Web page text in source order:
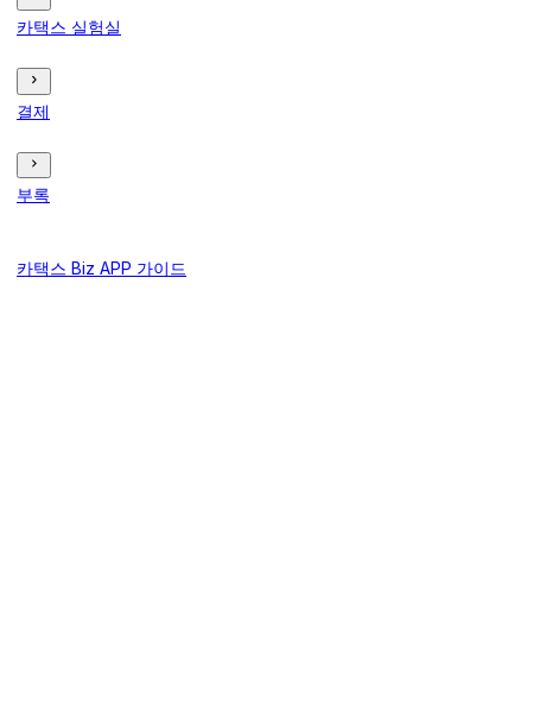
카택스 실험실
결제
부록
카택스 Biz APP 가이드